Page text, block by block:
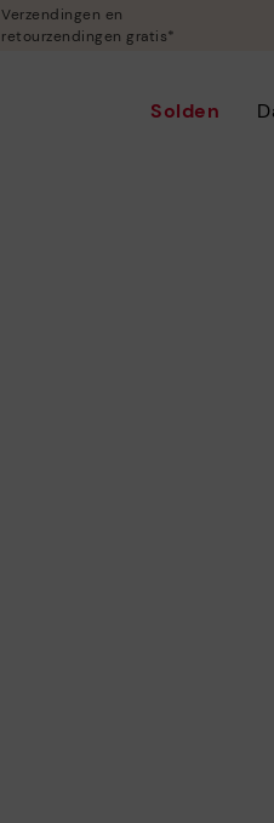
Verzendingen en
retourzendingen gratis*
Solden